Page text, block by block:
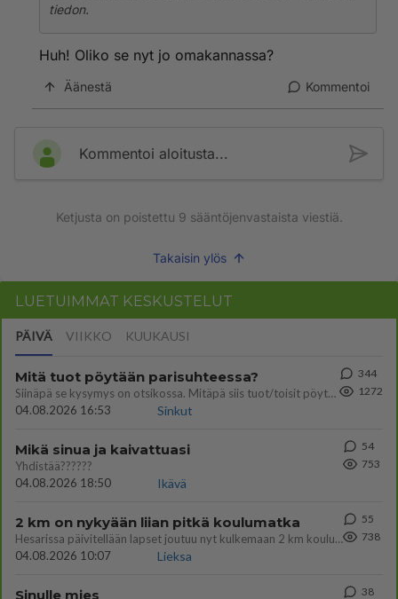
tiedon.
Huh! Oliko se nyt jo omakannassa?
Äänestä Kommentoi
Kommentoi aloitusta...
Ketjusta on poistettu 9 sääntöjenvastaista viestiä.
Takaisin ylös
LUETUIMMAT KESKUSTELUT
PÄIVÄ VIIKKO KUUKAUSI
Mitä tuot pöytään parisuhteessa?
Siinäpä se kysymys on otsikossa. Mitäpä siis tuot/toisit pöytään parisuhteessa? Oletko mies vai nainen? Koetko sen mitä
04.08.2026 16:53
Sinkut
344
1272
Mikä sinua ja kaivattuasi
Yhdistää??????
04.08.2026 18:50
Ikävä
54
753
2 km on nykyään liian pitkä koulumatka
Hesarissa päivitellään lapset joutuu nyt kulkemaan 2 km kouluun jösses. Ruostefillarilla tuo matka menee vaikka miten äk
04.08.2026 10:07
Lieksa
55
738
Sinulle mies 38